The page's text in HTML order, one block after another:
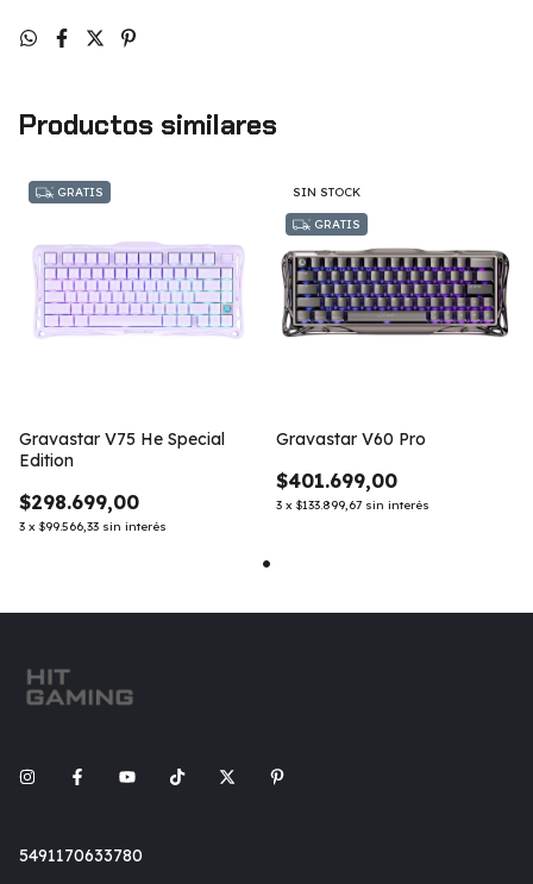
Productos similares
GRATIS
Gravastar V75 He Special
Edition
$298.699,00
3 x $99.566,33 sin interés
SIN STOCK
GRATIS
Gravastar V60 Pro
$401.699,00
3 x $133.899,67 sin interés
5491170633780